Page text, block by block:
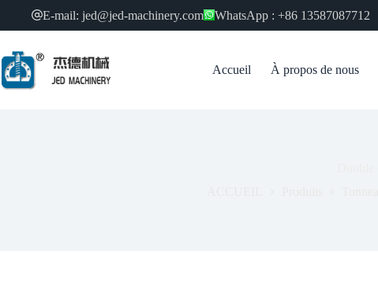
content
E-mail: jed@jed-machinery.com WhatsApp : +86 13587087712
Accueil À propos de nous